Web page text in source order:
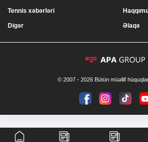
Tennis xəbərləri
Digər Əlaqə
© 2007 - 2026 Bütün müəllif